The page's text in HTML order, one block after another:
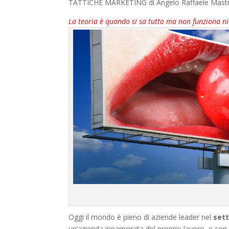
TATTICHE MARKETING di Angelo Raffaele
La teoria è quando si sa tutto ma non funziona
Oggi il mondo è pieno di aziende leader nel